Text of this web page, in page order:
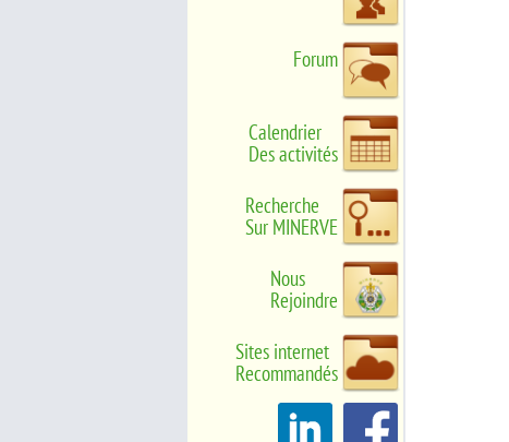
Forum
Calendrier
Des activités
Recherche
Sur MINERVE
Nous
Rejoindre
Sites internet
Recommandés